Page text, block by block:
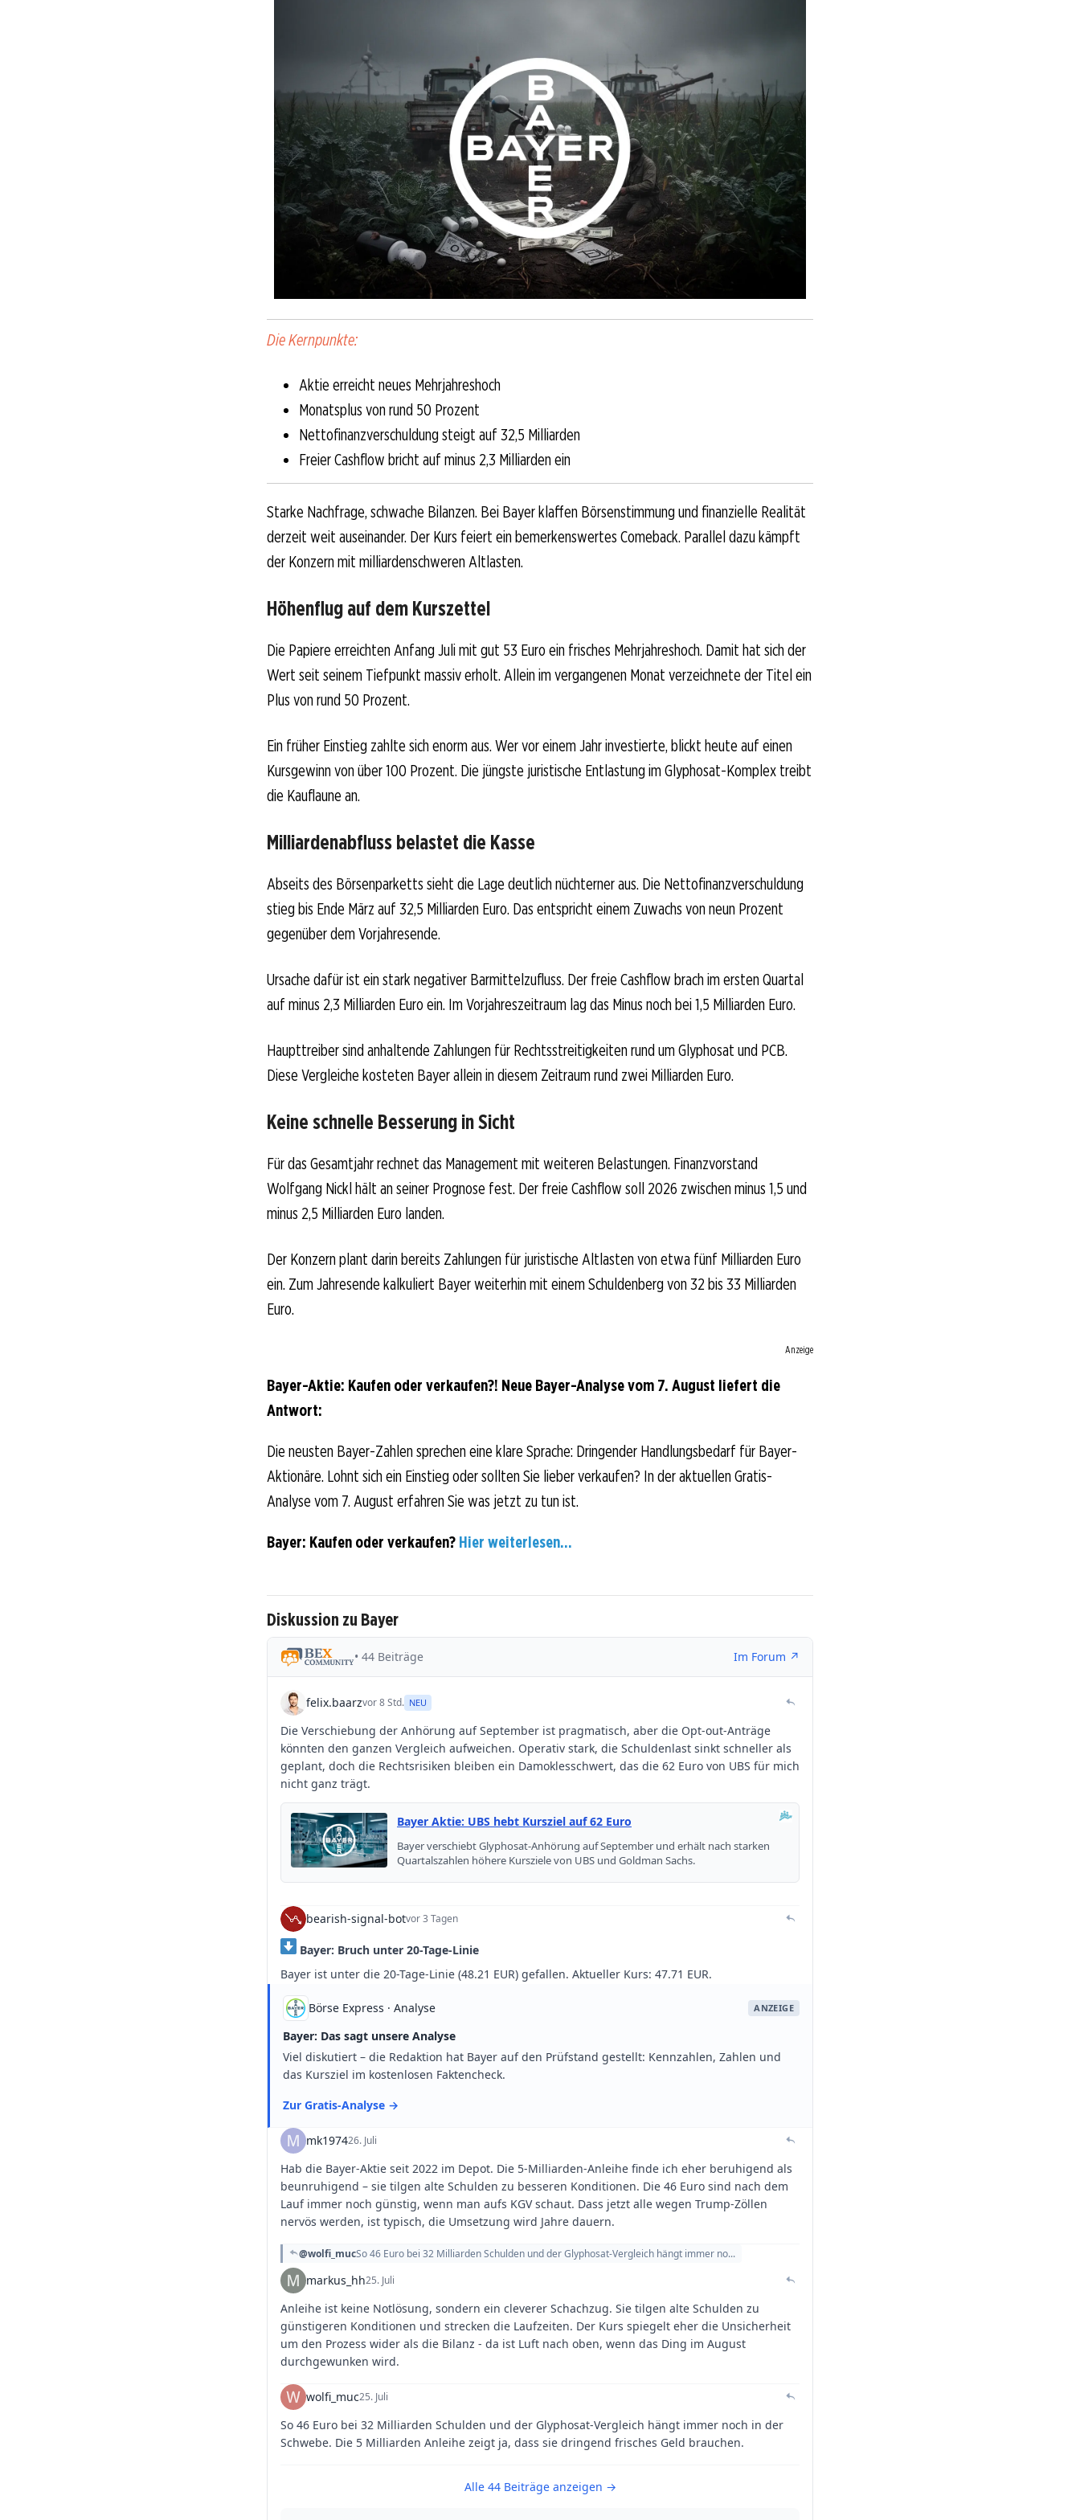
Die Kernpunkte:
Aktie erreicht neues Mehrjahreshoch
Monatsplus von rund 50 Prozent
Nettofinanzverschuldung steigt auf 32,5 Milliarden
Freier Cashflow bricht auf minus 2,3 Milliarden ein
Starke Nachfrage, schwache Bilanzen. Bei Bayer klaffen Börsenstimmung und finanzielle Realität
derzeit weit auseinander. Der Kurs feiert ein bemerkenswertes Comeback. Parallel dazu kämpft
der Konzern mit milliardenschweren Altlasten.
Höhenflug auf dem Kurszettel
Die Papiere erreichten Anfang Juli mit gut 53 Euro ein frisches Mehrjahreshoch. Damit hat sich der
Wert seit seinem Tiefpunkt massiv erholt. Allein im vergangenen Monat verzeichnete der Titel ein
Plus von rund 50 Prozent.
Ein früher Einstieg zahlte sich enorm aus. Wer vor einem Jahr investierte, blickt heute auf einen
Kursgewinn von über 100 Prozent. Die jüngste juristische Entlastung im Glyphosat-Komplex treibt
die Kauflaune an.
Milliardenabfluss belastet die Kasse
Abseits des Börsenparketts sieht die Lage deutlich nüchterner aus. Die Nettofinanzverschuldung
stieg bis Ende März auf 32,5 Milliarden Euro. Das entspricht einem Zuwachs von neun Prozent
gegenüber dem Vorjahresende.
Ursache dafür ist ein stark negativer Barmittelzufluss. Der freie Cashflow brach im ersten Quartal
auf minus 2,3 Milliarden Euro ein. Im Vorjahreszeitraum lag das Minus noch bei 1,5 Milliarden Euro.
Haupttreiber sind anhaltende Zahlungen für Rechtsstreitigkeiten rund um Glyphosat und PCB.
Diese Vergleiche kosteten Bayer allein in diesem Zeitraum rund zwei Milliarden Euro.
Keine schnelle Besserung in Sicht
Für das Gesamtjahr rechnet das Management mit weiteren Belastungen. Finanzvorstand
Wolfgang Nickl hält an seiner Prognose fest. Der freie Cashflow soll 2026 zwischen minus 1,5 und
minus 2,5 Milliarden Euro landen.
Der Konzern plant darin bereits Zahlungen für juristische Altlasten von etwa fünf Milliarden Euro
ein. Zum Jahresende kalkuliert Bayer weiterhin mit einem Schuldenberg von 32 bis 33 Milliarden
Euro.
Anzeige
Bayer-Aktie: Kaufen oder verkaufen?! Neue Bayer-Analyse vom 7. August liefert die
Antwort:
Die neusten Bayer-Zahlen sprechen eine klare Sprache: Dringender Handlungsbedarf für Bayer-
Aktionäre. Lohnt sich ein Einstieg oder sollten Sie lieber verkaufen? In der aktuellen Gratis-
Analyse vom 7. August erfahren Sie was jetzt zu tun ist.
Bayer: Kaufen oder verkaufen? Hier weiterlesen...
Diskussion zu Bayer